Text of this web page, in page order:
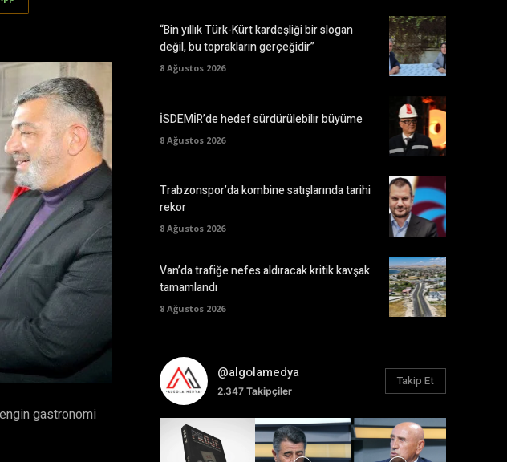
gastronomi
“Bin yıllık Türk-Kürt kardeşliği bir slogan
değil, bu toprakların gerçeğidir”
8 Ağustos 2026
İSDEMİR’de hedef sürdürülebilir büyüme
8 Ağustos 2026
Trabzonspor’da kombine satışlarında tarihi
rekor
8 Ağustos 2026
Van’da trafiğe nefes aldıracak kritik kavşak
tamamlandı
8 Ağustos 2026
@algolamedya
2.347Takipçiler
Takip Et